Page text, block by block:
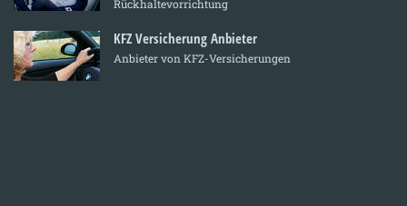
Rückhaltevorrichtung
KFZ Versicherung Anbieter
Anbieter von KFZ-Versicherungen